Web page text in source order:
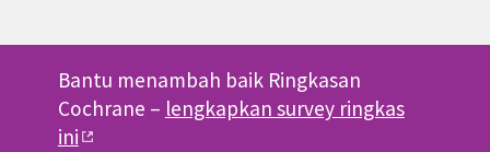
Bantu menambah baik Ringkasan
Cochrane – lengkapkan survey ringkas
ini